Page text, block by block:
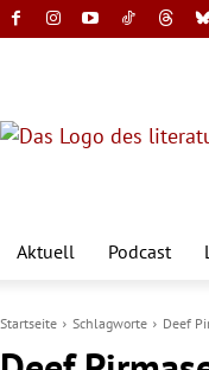
Aktuell Podcast
Startseite Schlagworte Deef